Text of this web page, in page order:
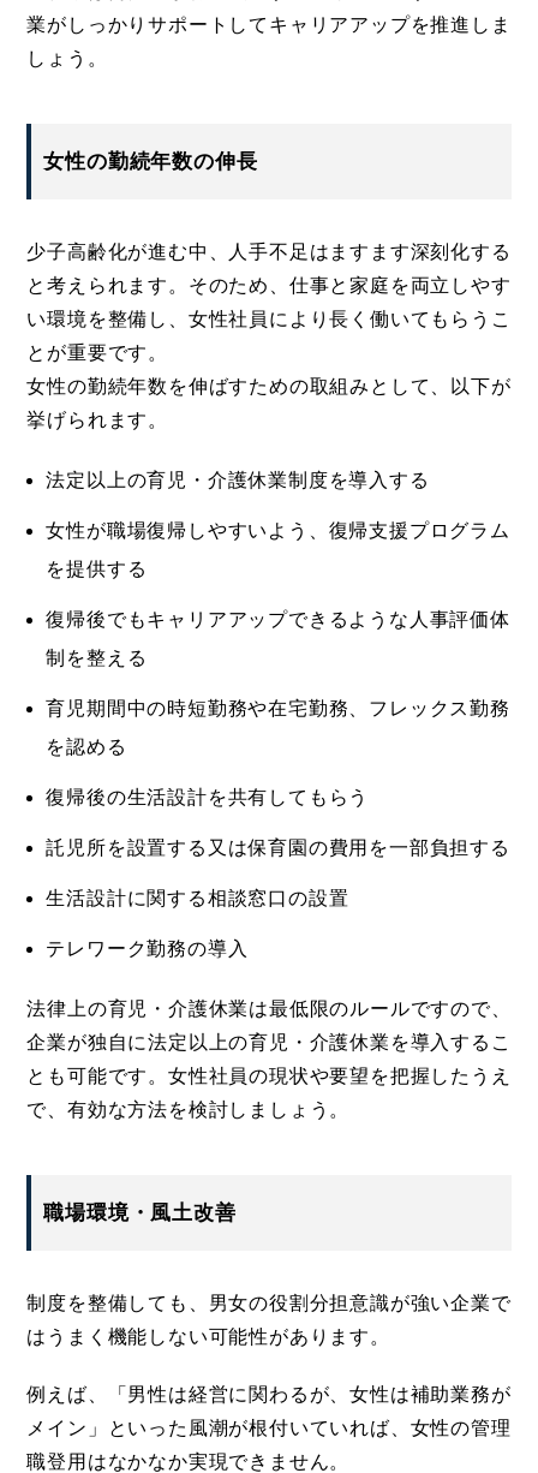
業がしっかりサポートしてキャリアアップを推進しま
しょう。
女性の勤続年数の伸長
少子高齢化が進む中、人手不足はますます深刻化する
と考えられます。そのため、仕事と家庭を両立しやす
い環境を整備し、女性社員により長く働いてもらうこ
とが重要です。
女性の勤続年数を伸ばすための取組みとして、以下が
挙げられます。
法定以上の育児・介護休業制度を導入する
女性が職場復帰しやすいよう、復帰支援プログラム
を提供する
復帰後でもキャリアアップできるような人事評価体
制を整える
育児期間中の時短勤務や在宅勤務、フレックス勤務
を認める
復帰後の生活設計を共有してもらう
託児所を設置する又は保育園の費用を一部負担する
生活設計に関する相談窓口の設置
テレワーク勤務の導入
法律上の育児・介護休業は最低限のルールですので、
企業が独自に法定以上の育児・介護休業を導入するこ
とも可能です。女性社員の現状や要望を把握したうえ
で、有効な方法を検討しましょう。
職場環境・風土改善
制度を整備しても、男女の役割分担意識が強い企業で
はうまく機能しない可能性があります。
例えば、「男性は経営に関わるが、女性は補助業務が
メイン」といった風潮が根付いていれば、女性の管理
職登用はなかなか実現できません。